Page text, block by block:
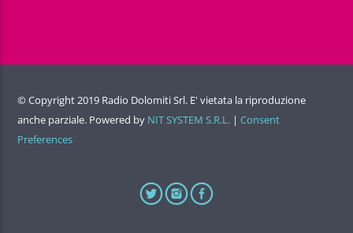
© Copyright 2019 Radio Dolomiti Srl. E' vietata la riproduzione
anche parziale. Powered by NIT SYSTEM S.R.L. | Consent
Preferences